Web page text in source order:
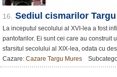
16. Sediul cismarilor
La inceputul secolului al XVI-lea a fost
pantofarilor. Ei sunt cei care au construit
sfarsitul secolului al XIX-lea, odata cu
Cazare: Cazare Targu Mures